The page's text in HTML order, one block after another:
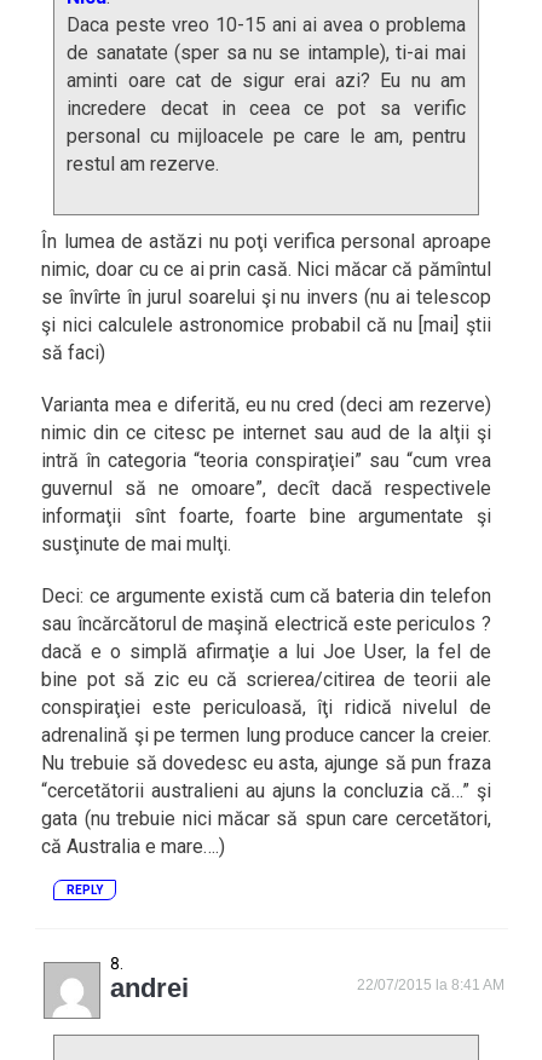
Daca peste vreo 10-15 ani ai avea o problema
de sanatate (sper sa nu se intample), ti-ai mai
aminti oare cat de sigur erai azi? Eu nu am
incredere decat in ceea ce pot sa verific
personal cu mijloacele pe care le am, pentru
restul am rezerve.
În lumea de astăzi nu poţi verifica personal aproape
nimic, doar cu ce ai prin casă. Nici măcar că pămîntul
se învîrte în jurul soarelui şi nu invers (nu ai telescop
şi nici calculele astronomice probabil că nu [mai] ştii
să faci)
Varianta mea e diferită, eu nu cred (deci am rezerve)
nimic din ce citesc pe internet sau aud de la alţii şi
intră în categoria “teoria conspiraţiei” sau “cum vrea
guvernul să ne omoare”, decît dacă respectivele
informaţii sînt foarte, foarte bine argumentate şi
susţinute de mai mulţi.
Deci: ce argumente există cum că bateria din telefon
sau încărcătorul de maşină electrică este periculos ?
dacă e o simplă afirmaţie a lui Joe User, la fel de
bine pot să zic eu că scrierea/citirea de teorii ale
conspiraţiei este periculoasă, îţi ridică nivelul de
adrenalină şi pe termen lung produce cancer la creier.
Nu trebuie să dovedesc eu asta, ajunge să pun fraza
“cercetătorii australieni au ajuns la concluzia că…” şi
gata (nu trebuie nici măcar să spun care cercetători,
că Australia e mare….)
REPLY
andrei 22/07/2015 la 8:41 AM